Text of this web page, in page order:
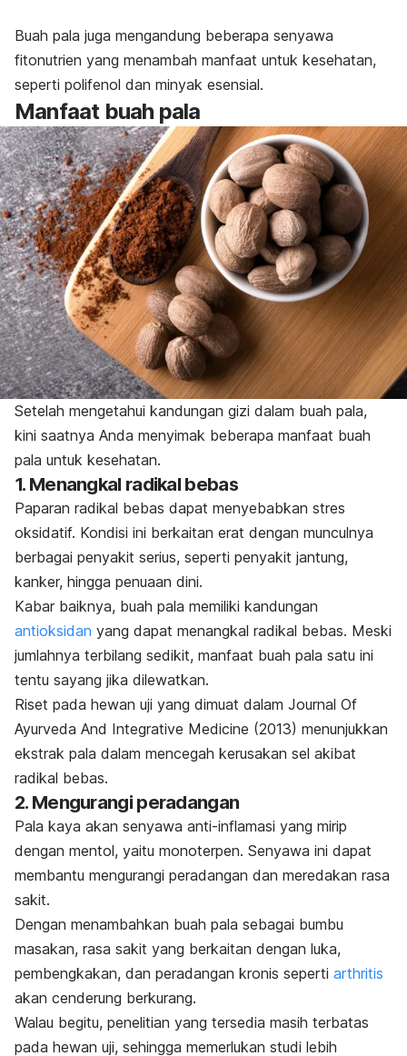
Buah pala juga mengandung beberapa senyawa
fitonutrien yang menambah manfaat untuk kesehatan,
seperti polifenol dan minyak esensial.
Manfaat buah pala
Setelah mengetahui kandungan gizi dalam buah pala,
kini saatnya Anda menyimak beberapa manfaat buah
pala untuk kesehatan.
1. Menangkal radikal bebas
Paparan radikal bebas dapat menyebabkan stres
oksidatif. Kondisi ini berkaitan erat dengan munculnya
berbagai penyakit serius, seperti penyakit jantung,
kanker, hingga penuaan dini.
Kabar baiknya, buah pala memiliki kandungan
antioksidan yang dapat menangkal radikal bebas. Meski
jumlahnya terbilang sedikit, manfaat buah pala satu ini
tentu sayang jika dilewatkan.
Riset pada hewan uji yang dimuat dalam Journal Of
Ayurveda And Integrative Medicine (2013) menunjukkan
ekstrak pala dalam mencegah kerusakan sel akibat
radikal bebas.
2. Mengurangi peradangan
Pala kaya akan senyawa anti-inflamasi yang mirip
dengan mentol, yaitu monoterpen. Senyawa ini dapat
membantu mengurangi peradangan dan meredakan rasa
sakit.
Dengan menambahkan buah pala sebagai bumbu
masakan, rasa sakit yang berkaitan dengan luka,
pembengkakan, dan peradangan kronis seperti arthritis
akan cenderung berkurang.
Walau begitu, penelitian yang tersedia masih terbatas
pada hewan uji, sehingga memerlukan studi lebih